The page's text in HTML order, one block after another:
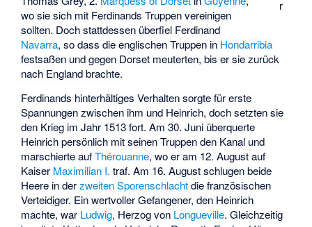
r
wo sie sich mit Ferdinands Truppen vereinigen
sollten. Doch stattdessen überfiel Ferdinand
Navarra, so dass die englischen Truppen in Hondarribia
festsaßen und gegen Dorset meuterten, bis er sie zurück
nach England brachte.
Ferdinands hinterhältiges Verhalten sorgte für erste
Spannungen zwischen ihm und Heinrich, doch setzten sie
den Krieg im Jahr 1513 fort. Am 30. Juni überquerte
Heinrich persönlich mit seinen Truppen den Kanal und
marschierte aufThérouanne, wo er am 12. August auf
Kaiser Maximilian I. traf. Am 16. August schlugen beide
Heere in derzweiten Sporenschlachtdie französischen
Verteidiger. Ein wertvoller Gefangener, den Heinrich
machte, war Ludwig, Herzog von Longueville. Gleichzeitig